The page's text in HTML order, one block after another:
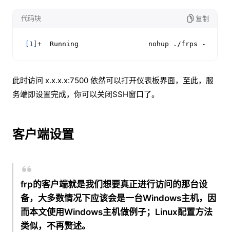
代码块 复制
[1] +  Running                 nohup ./frps -c frps
此时访问 x.x.x.x:7500 依然可以打开仪表板界面，至此，服
务端即设置完成，你可以关闭SSH窗口了。
客户端设置
frp的客户端就是我们想要真正进行访问的那台设
备，大多数情况下应该会是一台Windows主机，因
而本文使用Windows主机做例子；Linux配置方法
类似，不再赘述。